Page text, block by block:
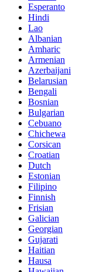
Esperanto
Hindi
Lao
Albanian
Amharic
Armenian
Azerbaijani
Belarusian
Bengali
Bosnian
Bulgarian
Cebuano
Chichewa
Corsican
Croatian
Dutch
Estonian
Filipino
Finnish
Frisian
Galician
Georgian
Gujarati
Haitian
Hausa